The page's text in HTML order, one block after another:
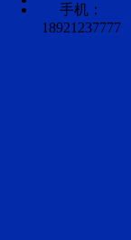
手机：
18921237777